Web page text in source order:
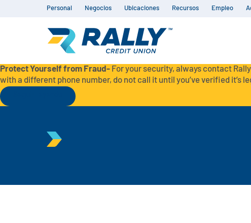
Personal Negocios Ubicaciones Recursos Empleo
Protect Yourself from Fraud- For your security, always contact
with a different phone number, do not call it until you’ve verified it’s